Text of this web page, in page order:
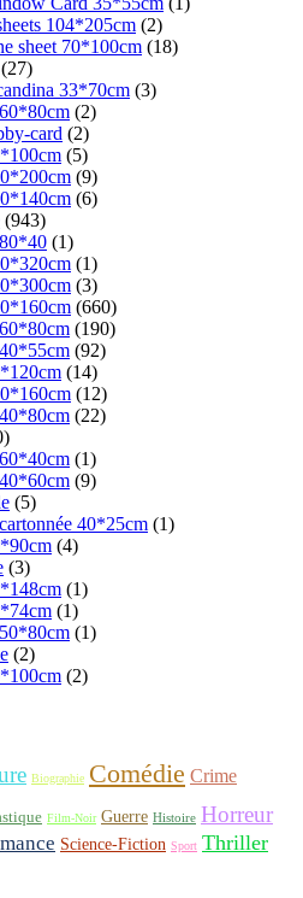
104*205cm (2)
sheet 70*100cm (18)
(27)
33*70cm (3)
(2)
card (2)
(5)
(9)
(6)
(943)
(1)
(1)
(3)
(660)
(190)
(92)
(14)
(12)
(22)
(1)
(9)
(5)
40*25cm (1)
(4)
(3)
(1)
(1)
(1)
(2)
(2)
Biographie Comédie Crime
Film-Noir Guerre Histoire Horreur
Science-Fiction Sport Thriller